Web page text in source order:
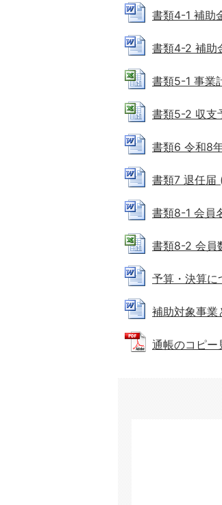
書類4-1 補助
書類4-2 補助
書類5-1 事業
書類5-2 収支
書類6 令和8
書類7 退任届
書類8-1 会員
書類8-2 会員
予算・決算に
補助対象事業
通帳のコピー